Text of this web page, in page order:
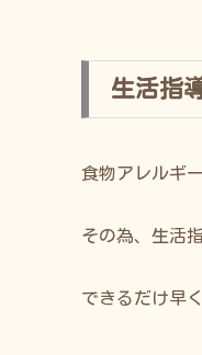
生活指
食物アレルギ
その為、生活
できるだけ早